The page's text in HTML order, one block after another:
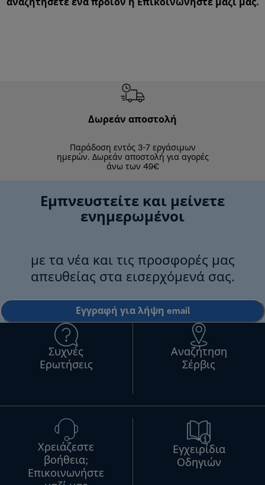
αναζητήσετε ένα προϊόν ή Επικοινωνήστε μαζί μας.
Δωρεάν αποστολή
Παράδοση εντός 3-7 εργάσιμων
ημερών. Δωρεάν αποστολή για αγορές
άνω των 49€
Εμπνευστείτε και μείνετε
ενημερωμένοι
με τα νέα και τις προσφορές μας
απευθείας στα εισερχόμενά σας.
Εγγραφή για λήψη email
Συχνές
Ερωτήσεις
Αναζήτηση
Σέρβις
Χρειάζεστε
βοήθεια;
Επικοινωνήστε
Εγχειρίδια
Οδηγιών